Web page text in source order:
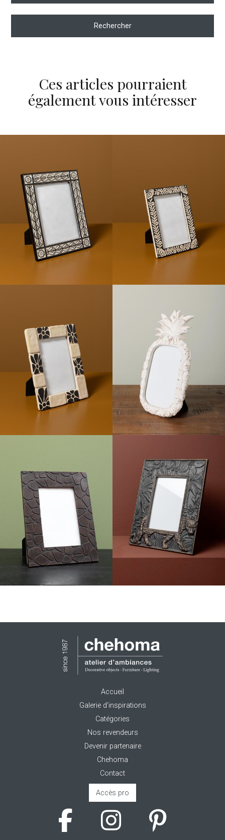
Rechercher
Ces articles pourraient
également vous intéresser
Accueil
Galerie d'inspirations
Catégories
Nos revendeurs
Devenir partenaire
Chehoma
Contact
Accès pro